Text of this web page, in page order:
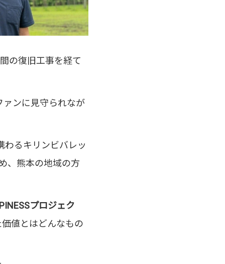
の復旧工事を経て
ンに見守られなが
るキリンビバレッ
、熊本の地域の方
プロジェク
値とはどんなもの